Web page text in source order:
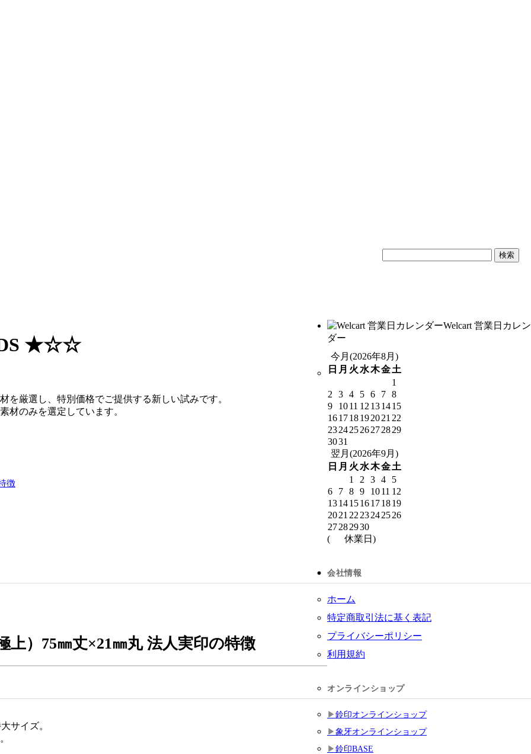
DS ★☆☆
厳選し、特別価格でご提供する新しい試みです。
材のみを選定しています。
徴
）75㎜丈×21㎜丸 法人実印の特徴
サイズ。
Welcart 営業日カレン
ダー
今月(2026年8月)
日 月 火 水木金土
1
2
3 4 5 6 7 8
9
1011 12 131415
161718192021 22
23242526272829
3031
翌月(2026年9月)
日 月 火 水木金土
1
2 3 4
5
6
7 8 9 1011 12
13141516171819
2021 22 23242526
27282930
(
休業日)
会社情報
ホーム
特定商取引法に基く表記
プライバシーポリシー
利用規約
オンラインショップ
鈴印オンラインショップ
象牙オンラインショップ
鈴印BASE